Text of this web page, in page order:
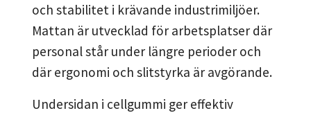
och stabilitet i krävande industrimiljöer.
Mattan är utvecklad för arbetsplatser där
personal står under längre perioder och
där ergonomi och slitstyrka är avgörande.
Undersidan i cellgummi ger effektiv